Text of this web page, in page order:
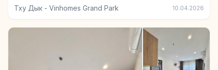
Тху Дык - Vinhomes Grand Park 10.04.2026